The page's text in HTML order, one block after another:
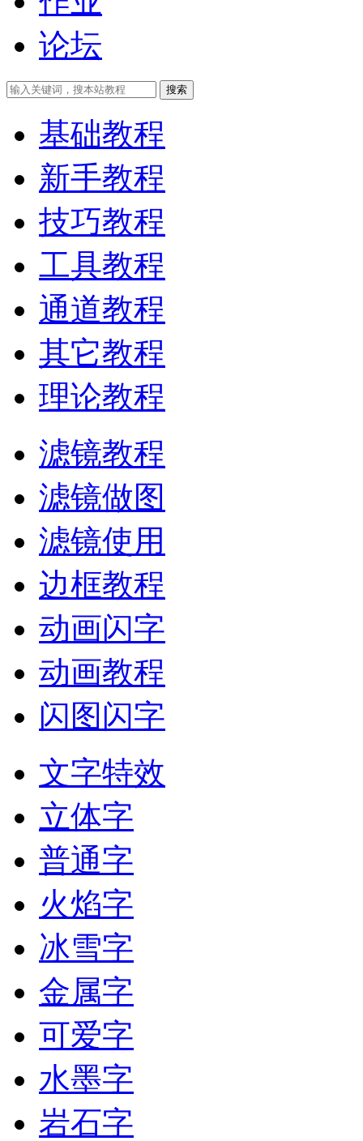
论坛
搜索
基础教程
新手教程
技巧教程
工具教程
通道教程
其它教程
理论教程
滤镜教程
滤镜做图
滤镜使用
边框教程
动画闪字
动画教程
闪图闪字
文字特效
立体字
普通字
火焰字
冰雪字
金属字
可爱字
水墨字
岩石字